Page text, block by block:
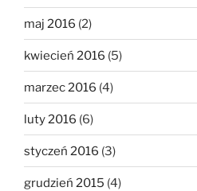
maj 2016 (2)
kwiecień 2016 (5)
marzec 2016 (4)
luty 2016 (6)
styczeń 2016 (3)
grudzień 2015 (4)